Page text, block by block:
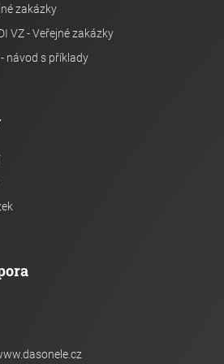
zakázky
VZ - Veřejné zakázky
návod s příklady